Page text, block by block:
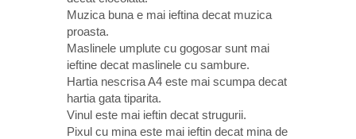
Muzica buna e mai ieftina decat muzica
proasta.
Maslinele umplute cu gogosar sunt mai
ieftine decat maslinele cu sambure.
Hartia nescrisa A4 este mai scumpa decat
hartia gata tiparita.
Vinul este mai ieftin decat strugurii.
Pixul cu mina este mai ieftin decat mina de